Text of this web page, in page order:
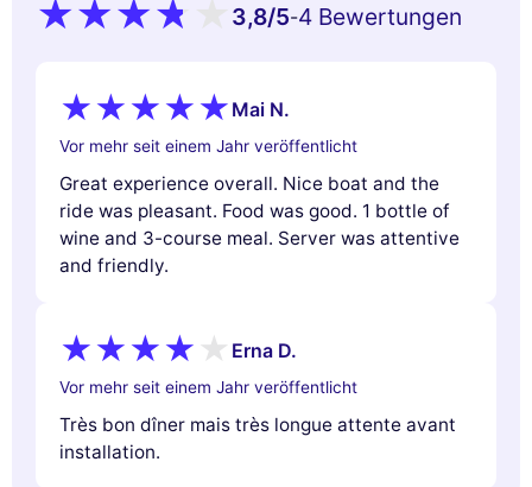
3,8/5-4 Bewertungen
Mai N.
Vor mehr seit einem Jahr veröffentlicht
Great experience overall. Nice boat and the
ride was pleasant. Food was good. 1 bottle of
wine and 3-course meal. Server was attentive
and friendly.
Erna D.
Vor mehr seit einem Jahr veröffentlicht
Très bon dîner mais très longue attente avant
installation.